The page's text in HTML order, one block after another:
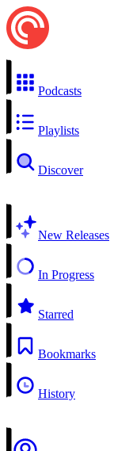
Podcasts
Playlists
Discover
New Releases
In Progress
Starred
Bookmarks
History